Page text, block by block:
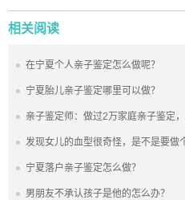
相关阅读
在宁夏个人亲子鉴定怎么做呢？
宁夏胎儿亲子鉴定哪里可以做？
亲子鉴定师：做过2万家庭亲子鉴定
发现女儿的血型很奇怪，是不是要做
宁夏落户亲子鉴定怎么做？
男朋友不承认孩子是他的怎么办？